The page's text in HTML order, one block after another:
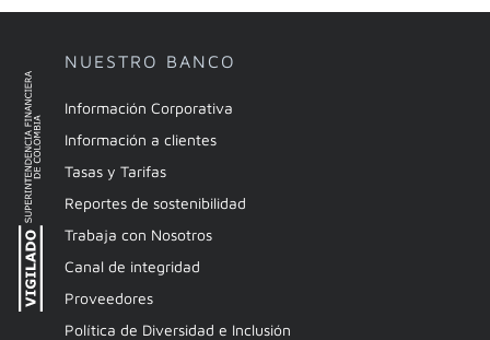
NUESTRO BANCO
Información Corporativa
Información a clientes
Tasas y Tarifas
Reportes de sostenibilidad
Trabaja con Nosotros
Canal de integridad
Proveedores
Política de Diversidad e Inclusión